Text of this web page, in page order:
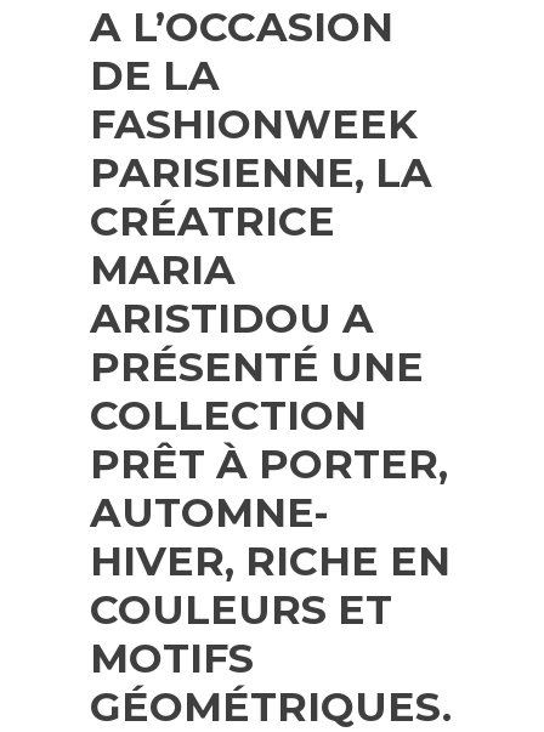
A L’OCCASION
DE LA
FASHIONWEEK
PARISIENNE, LA
CRÉATRICE
MARIA
ARISTIDOU A
PRÉSENTÉ UNE
COLLECTION
PRÊT À PORTER,
AUTOMNE-
HIVER, RICHE EN
COULEURS ET
MOTIFS
GÉOMÉTRIQUES.